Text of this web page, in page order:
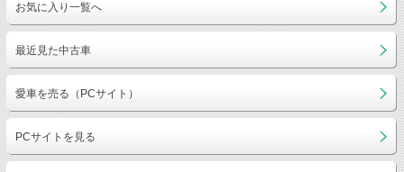
お気に入り一覧へ
最近見た中古車
愛車を売る（PCサイト）
PCサイトを見る